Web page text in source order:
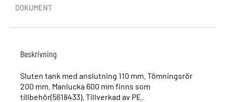
DOKUMENT
Beskrivning
Sluten tank med anslutning 110 mm. Tömningsrör
200 mm. Manlucka 600 mm finns som
tillbehör(5618433). Tillverkad av PE.